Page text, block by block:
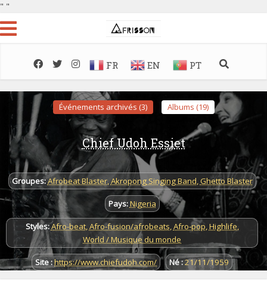
" "
FR EN PT
Événements archivés (3) Albums (19)
Chief Udoh Essiet
Groupes:Afrobeat Blaster,Akropong Singing Band,Ghetto Blaster
Pays:Nigeria
Styles:Afro-beat,Afro-fusion/afrobeats,Afro-pop,Highlife,
World / Musique du monde
Site :https://www.chiefudoh.com/ Né :21/11/1959